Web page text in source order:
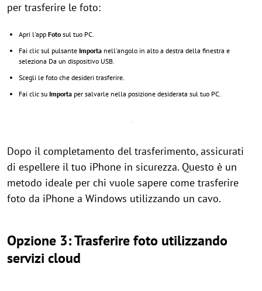
per trasferire le foto:
Apri l'app Foto sul tuo PC.
Fai clic sul pulsante Importa nell'angolo in alto a destra della finestra e
seleziona Da un dispositivo USB.
Scegli le foto che desideri trasferire.
Fai clic su Importa per salvarle nella posizione desiderata sul tuo PC.
Dopo il completamento del trasferimento, assicurati
di espellere il tuo iPhone in sicurezza. Questo è un
metodo ideale per chi vuole sapere come trasferire
foto da iPhone a Windows utilizzando un cavo.
Opzione 3: Trasferire foto utilizzando
servizi cloud